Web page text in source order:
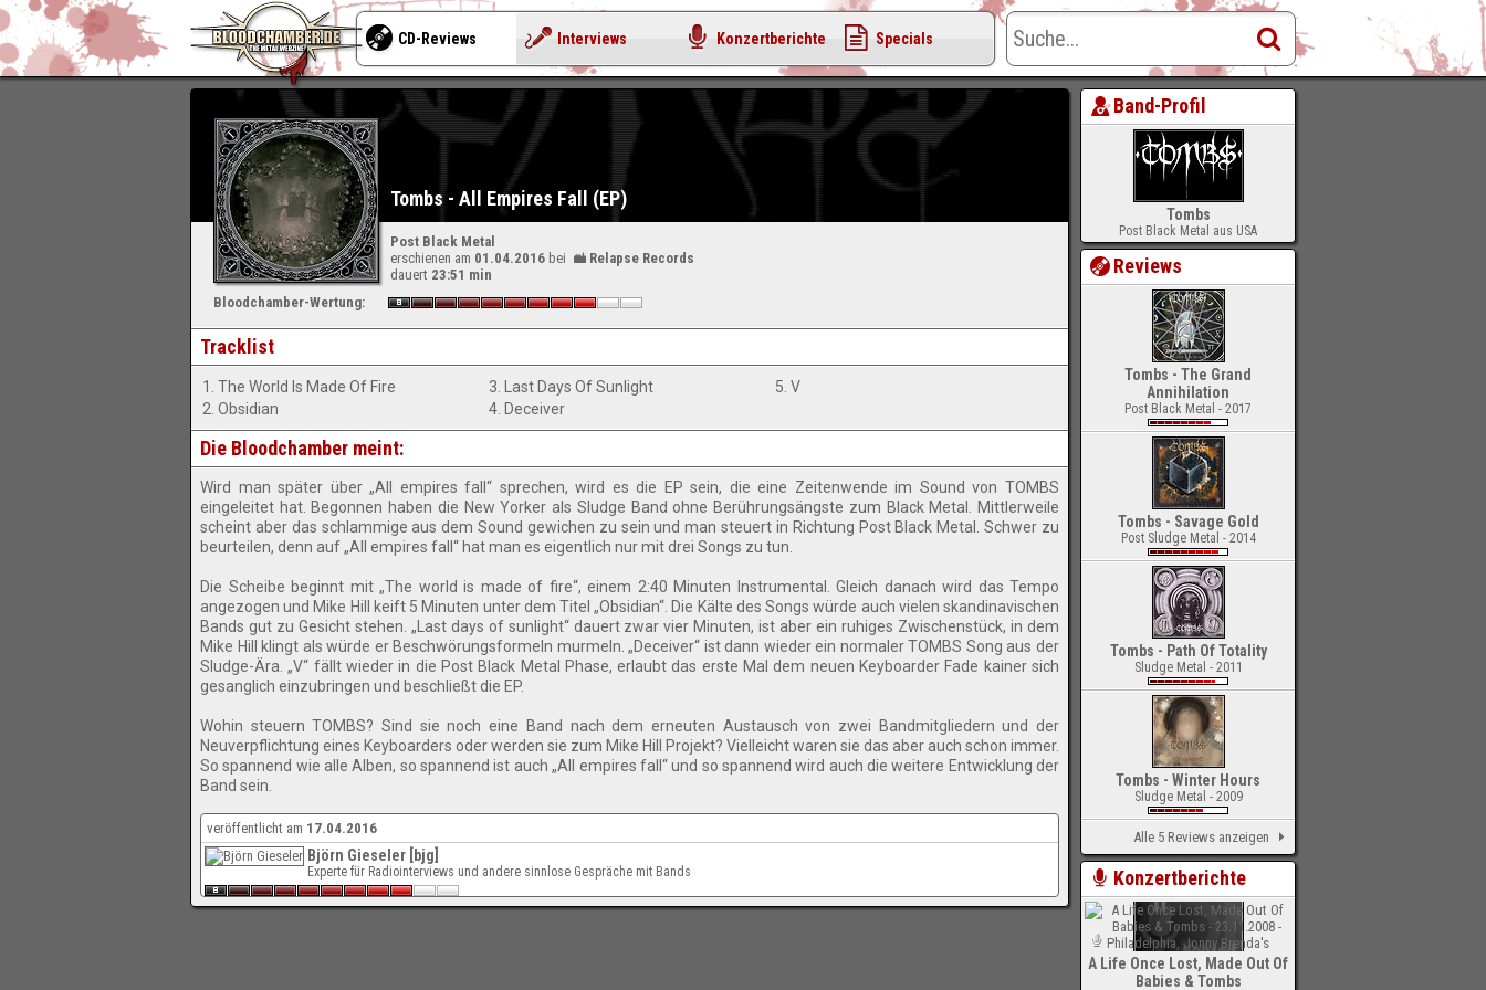
Tombs - All Empires Fall (EP)
Post Black Metal
erschienen am 01.04.2016 bei
Relapse Records
dauert 23:51 min
Bloodchamber-Wertung:
Tracklist
1. The World Is Made Of Fire
2. Obsidian
3. Last Days Of Sunlight
4. Deceiver
5. V
Die Bloodchamber meint:
Wird man später über „All empires fall“ sprechen, wird es die EP sein, die eine Zeitenwende im Sound von TOMBS
eingeleitet hat. Begonnen haben die New Yorker als Sludge Band ohne Berührungsängste zum Black Metal. Mittlerweile
scheint aber das schlammige aus dem Sound gewichen zu sein und man steuert in Richtung Post Black Metal. Schwer zu
beurteilen, denn auf „All empires fall“ hat man es eigentlich nur mit drei Songs zu tun.
Die Scheibe beginnt mit „The world is made of fire“, einem 2:40 Minuten Instrumental. Gleich danach wird das Tempo
angezogen und Mike Hill keift 5 Minuten unter dem Titel „Obsidian“. Die Kälte des Songs würde auch vielen skandinavischen
Bands gut zu Gesicht stehen. „Last days of sunlight“ dauert zwar vier Minuten, ist aber ein ruhiges Zwischenstück, in dem
Mike Hill klingt als würde er Beschwörungsformeln murmeln. „Deceiver“ ist dann wieder ein normaler TOMBS Song aus der
Sludge-Ära. „V“ fällt wieder in die Post Black Metal Phase, erlaubt das erste Mal dem neuen Keyboarder Fade kainer sich
gesanglich einzubringen und beschließt die EP.
Wohin steuern TOMBS? Sind sie noch eine Band nach dem erneuten Austausch von zwei Bandmitgliedern und der
Neuverpflichtung eines Keyboarders oder werden sie zum Mike Hill Projekt? Vielleicht waren sie das aber auch schon immer.
So spannend wie alle Alben, so spannend ist auch „All empires fall“ und so spannend wird auch die weitere Entwicklung der
Band sein.
veröffentlicht am 17.04.2016
Björn Gieseler [bjg]
Experte für Radiointerviews und andere sinnlose Gespräche mit Bands
Band-Profil
Tombs
Post Black Metal aus USA
Reviews
Tombs - The Grand
Annihilation
Post Black Metal - 2017
Tombs - Savage Gold
Post Sludge Metal - 2014
Tombs - Path Of Totality
Sludge Metal - 2011
Tombs - Winter Hours
Sludge Metal - 2009
Alle 5 Reviews anzeigen
Konzertberichte
A Life Once Lost, Made Out Of
Babies & Tombs
CD-Reviews Interviews Konzertberichte Specials